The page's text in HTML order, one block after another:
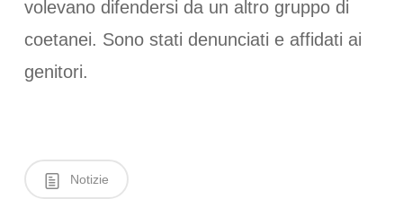
volevano difendersi da un altro gruppo di
coetanei. Sono stati denunciati e affidati ai
genitori.
Notizie